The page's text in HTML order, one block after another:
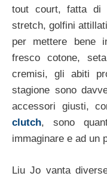
tout court, fatta di
stretch, golfini
per mettere bene
fresco cotone,
cremisi, gli abiti
stagione sono
accessori giusti,
clutch, sono
immaginare e ad un
Liu Jo vanta